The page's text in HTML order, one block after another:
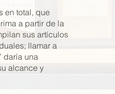
en total, que
a partir de la
sus artículos
llamar a
daría una
alcance y